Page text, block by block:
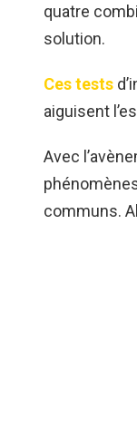
quatre
solution.
Ces tests
aiguisent
Avec
communs.